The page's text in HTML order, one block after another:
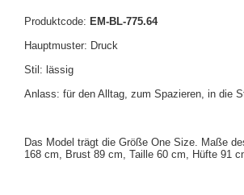
Produktcode: EM-BL-775.64
Hauptmuster: Druck
Stil: lässig
Anlass: für den Alltag, zum Spazieren, in die
Das Model trägt die Größe One Size. Maße
168 cm, Brust 89 cm, Taille 60 cm, Hüfte 91